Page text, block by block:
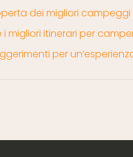
dei migliori
migliori itinerari per
per